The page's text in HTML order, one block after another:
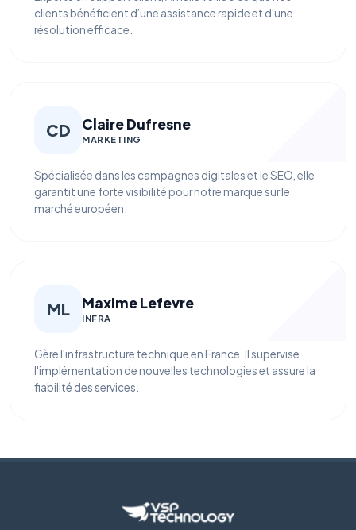
clients bénéficient d’une assistance rapide et d'une
résolution efficace.
CD Claire Dufresne
MARKETING
Spécialisée dans les campagnes digitales et le SEO, elle
garantit une forte visibilité pour notre marque sur le
marché européen.
ML Maxime Lefevre
INFRA
Gère l'infrastructure technique en France. Il supervise
l'implémentation de nouvelles technologies et assure la
fiabilité des services.